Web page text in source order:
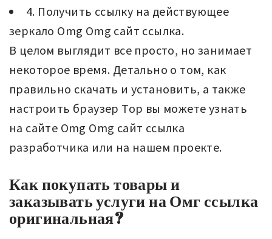
4. Получить ссылку на действующее
зеркало Omg Omg сайт ссылка.
В целом выглядит все просто, но занимает
некоторое время. Детально о том, как
правильно скачать и установить, а также
настроить браузер Тор вы можете узнать
на сайте Omg Omg сайт ссылка
разработчика или на нашем проекте.
Как покупать товары и
заказывать услуги на Омг ссылка
оригинальная?